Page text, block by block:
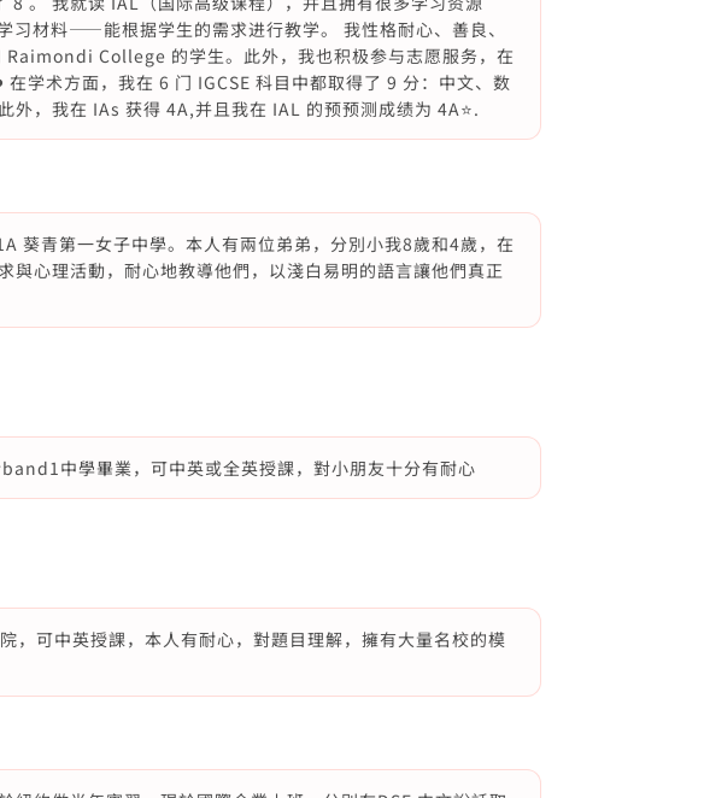
材料——能根据学生的需求进行教学。 我性格耐心、善良、
Raimondi College 的学生。此外，我也积极参与志愿服务，在
术方面，我在 6 门 IGCSE 科目中都取得了 9 分：中文、数
外，我在 IAs 获得 4A,并且我在 IAL 的预预测成绩为 4A⭐️.
葵青第一女子中學。本人有兩位弟弟，分別小我8歲和4歲，在
與心理活動，耐心地教導他們，以淺白易明的語言讓他們真正
中學畢業，可中英或全英授課，對小朋友十分有耐心
，可中英授課，本人有耐心，對題目理解，擁有大量名校的模